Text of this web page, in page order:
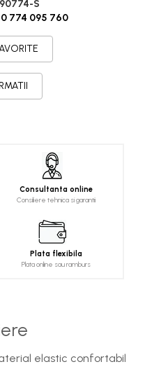
S
774 095 760
Consultanta online
Consiliere tehnica si garantii
Plata flexibila
Plata online sau ramburs
elastic confortabil